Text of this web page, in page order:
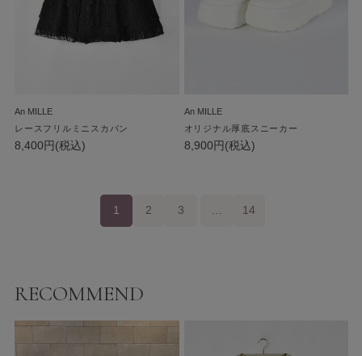
An MILLE
レースフリルミニスカパン
8,400円(税込)
An MILLE
オリジナル厚底スニーカー
8,900円(税込)
1 2 3 … 14
RECOMMEND